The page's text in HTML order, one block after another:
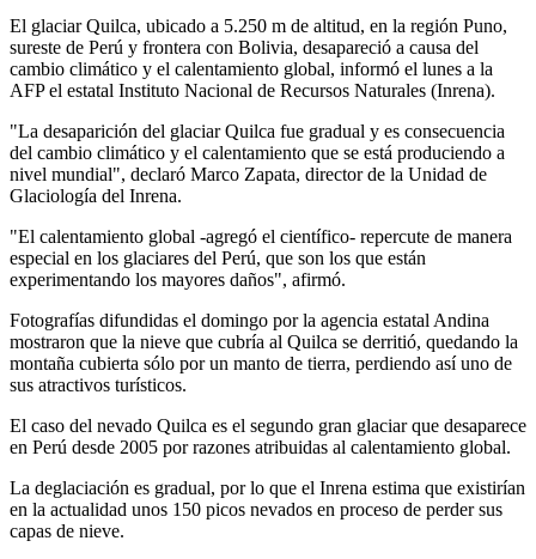
El glaciar Quilca, ubicado a 5.250 m de altitud, en la región Puno,
sureste de Perú y frontera con Bolivia, desapareció a causa del
cambio climático y el calentamiento global, informó el lunes a la
AFP el estatal Instituto Nacional de Recursos Naturales (Inrena).
"La desaparición del glaciar Quilca fue gradual y es consecuencia
del cambio climático y el calentamiento que se está produciendo a
nivel mundial", declaró Marco Zapata, director de la Unidad de
Glaciología del Inrena.
"El calentamiento global -agregó el científico- repercute de manera
especial en los glaciares del Perú, que son los que están
experimentando los mayores daños", afirmó.
Fotografías difundidas el domingo por la agencia estatal Andina
mostraron que la nieve que cubría al Quilca se derritió, quedando la
montaña cubierta sólo por un manto de tierra, perdiendo así uno de
sus atractivos turísticos.
El caso del nevado Quilca es el segundo gran glaciar que desaparece
en Perú desde 2005 por razones atribuidas al calentamiento global.
La deglaciación es gradual, por lo que el Inrena estima que existirían
en la actualidad unos 150 picos nevados en proceso de perder sus
capas de nieve.